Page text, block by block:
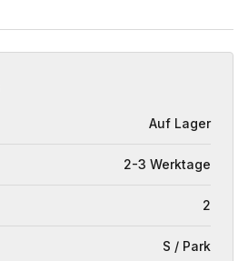
Auf Lager
2-3 Werktage
2
S / Park